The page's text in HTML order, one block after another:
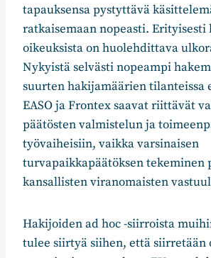
tapauksensa pystyttävä
ratkaisemaan nopeasti. Erityisesti
oikeuksista on huolehdittava
Nykyistä selvästi nopeampi
suurten hakijamäärien tilanteissa
EASO ja Frontex saavat riittävät
päätösten valmistelun ja
työvaiheisiin, vaikka varsinaisen
turvapaikkapäätöksen tekeminen
kansallisten viranomaisten
Hakijoiden ad hoc -siirroista
tulee siirtyä siihen, että siirretään